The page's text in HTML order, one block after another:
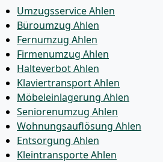
Umzugsservice Ahlen
Büroumzug Ahlen
Fernumzug Ahlen
Firmenumzug Ahlen
Halteverbot Ahlen
Klaviertransport Ahlen
Möbeleinlagerung Ahlen
Seniorenumzug Ahlen
Wohnungsauflösung Ahlen
Entsorgung Ahlen
Kleintransporte Ahlen